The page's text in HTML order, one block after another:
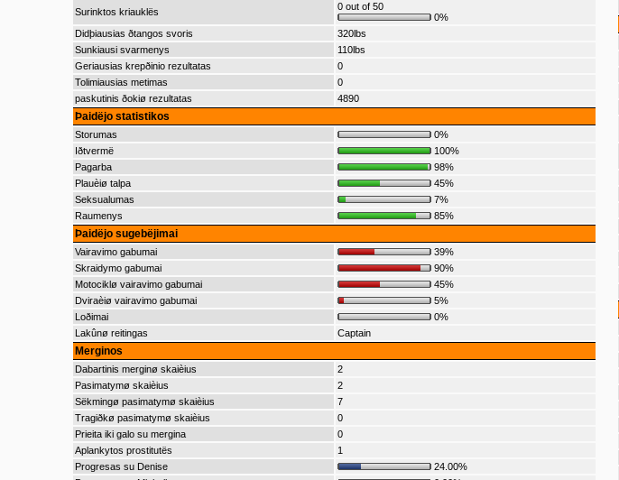
Surinktos kriauklës
0 out of 50
0%
Didþiausias ðtangos svoris
320lbs
Sunkiausi svarmenys
110lbs
Geriausias krepðinio rezultatas
0
Tolimiausias metimas
0
paskutinis ðokiø rezultatas
4890
Þaidëjo statistikos
Storumas
0%
Iðtvermë
100%
Pagarba
98%
Plauèiø talpa
45%
Seksualumas
7%
Raumenys
85%
Þaidëjo sugebëjimai
Vairavimo gabumai
39%
Skraidymo gabumai
90%
Motociklø vairavimo gabumai
45%
Dviraèiø vairavimo gabumai
5%
Loðimai
0%
Lakûnø reitingas
Captain
Merginos
Dabartinis merginø skaièius
2
Pasimatymø skaièius
2
Sëkmingø pasimatymø skaièius
7
Tragiðkø pasimatymø skaièius
0
Prieita iki galo su mergina
0
Aplankytos prostitutës
1
Progresas su Denise
24.00%